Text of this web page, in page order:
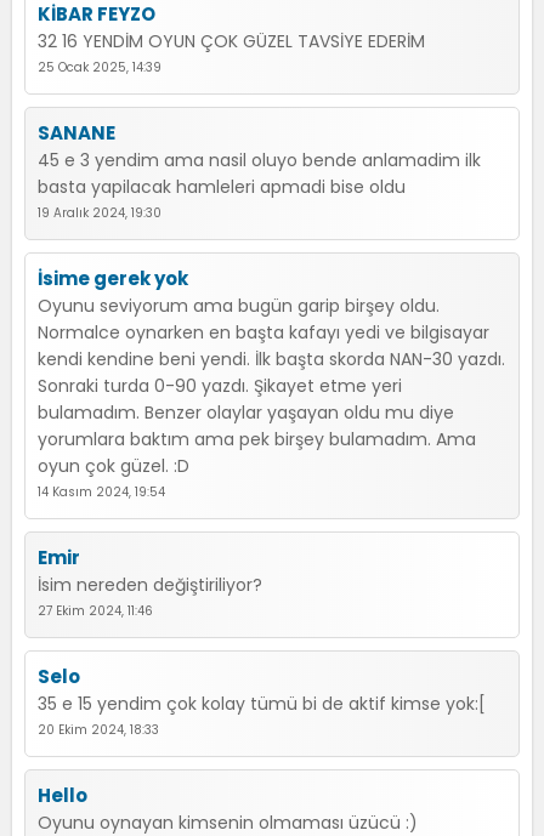
KİBAR FEYZO
32 16 YENDİM OYUN ÇOK GÜZEL TAVSİYE EDERİM
25 Ocak 2025, 14:39
SANANE
45 e 3 yendim ama nasil oluyo bende anlamadim ilk
basta yapilacak hamleleri apmadi bise oldu
19 Aralık 2024, 19:30
İsime gerek yok
Oyunu seviyorum ama bugün garip birşey oldu.
Normalce oynarken en başta kafayı yedi ve bilgisayar
kendi kendine beni yendi. İlk başta skorda NAN-30 yazdı.
Sonraki turda 0-90 yazdı. Şikayet etme yeri
bulamadım. Benzer olaylar yaşayan oldu mu diye
yorumlara baktım ama pek birşey bulamadım. Ama
oyun çok güzel. :D
14 Kasım 2024, 19:54
Emir
İsim nereden değiştiriliyor?
27 Ekim 2024, 11:46
Selo
35 e 15 yendim çok kolay tümü bi de aktif kimse yok:[
20 Ekim 2024, 18:33
Hello
Oyunu oynayan kimsenin olmaması üzücü :)